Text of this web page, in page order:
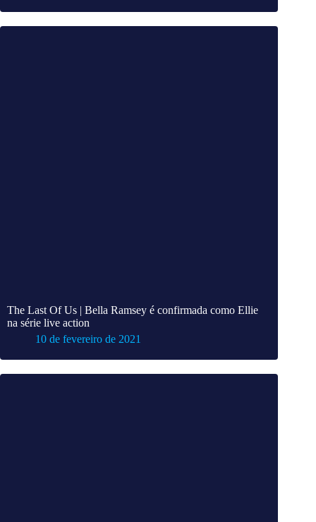
The Last Of Us | Bella Ramsey é confirmada como Ellie
na série live action
10 de fevereiro de 2021